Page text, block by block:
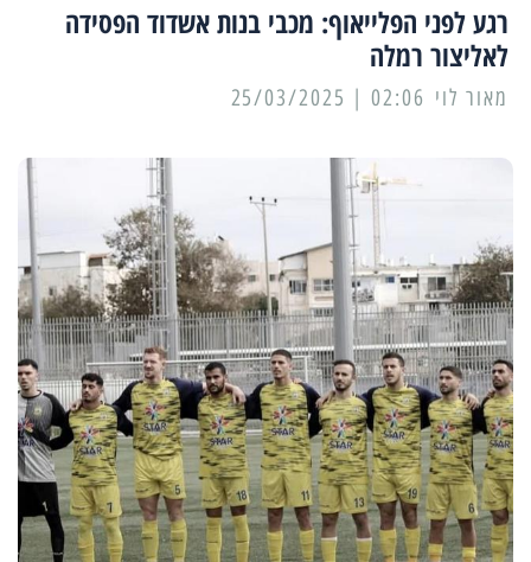
רגע לפני הפלייאוף: מכבי בנות אשדוד הפסידה
לאליצור רמלה
מאור לוי 02:06 | 25/03/2025